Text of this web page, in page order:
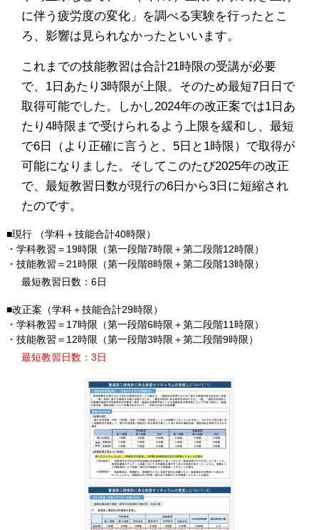
に伴う疲労度の変化」を調べる実験を行ったとこ
ろ、影響は見られなかったといいます。
これまでの技能教習は合計21時限の受講が必要
で、1日あたり3時限が上限。そのため最短7日日で
取得可能でした。しかし2024年の改正案では1日あ
たり4時限まで受けられるよう上限を緩和し、最短
で6日（より正確に言うと、5日と1時限）で取得が
可能になりました。そしてこのたび2025年の改正
で、最短教習日数が現行の6日から3日に短縮され
たのです。
■現行 （学科＋技能合計40時限）
・学科教習＝19時限（第一段階7時限＋第二段階12時限）
・技能教習＝21時限（第一段階8時限＋第二段階13時限）
最短教習日数：6日
■改正案（学科＋技能合計29時限）
・学科教習＝17時限（第一段階6時限＋第二段階11時限）
・技能教習＝12時限（第一段階3時限＋第二段階9時限）
最短教習日数：3日